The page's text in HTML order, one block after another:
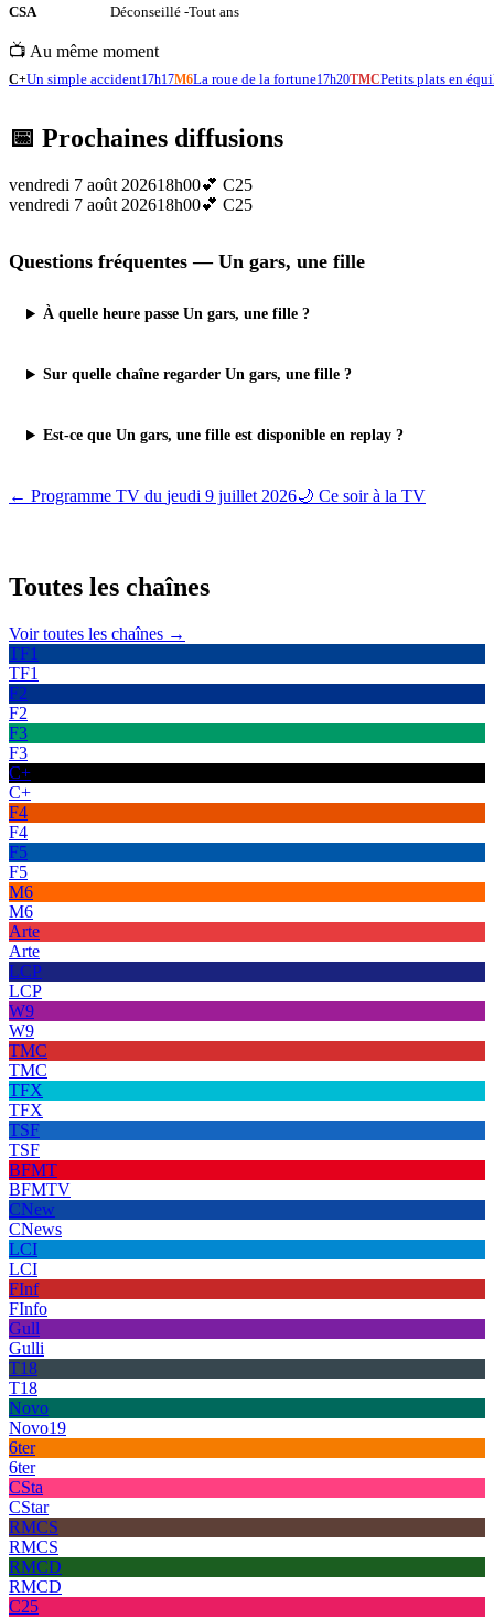
CSA
Déconseillé -Tout ans
📺 Au même moment
C+Un simple accident17h17M6La roue de la fortune17h20TMCPetits plats en
📅 Prochaines diffusions
vendredi 7 août 202618h00💕 C25
vendredi 7 août 202618h00💕 C25
Questions fréquentes — Un gars, une fille
À quelle heure passe Un gars, une fille ?
Sur quelle chaîne regarder Un gars, une fille ?
Est-ce que Un gars, une fille est disponible en replay ?
← Programme TV du jeudi 9 juillet 2026🌙 Ce soir à la TV
Toutes les chaînes
Voir toutes les chaînes →
TF1
TF1
F2
F2
F3
F3
C+
C+
F4
F4
F5
F5
M6
M6
Arte
Arte
LCP
LCP
W9
W9
TMC
TMC
TFX
TFX
TSF
TSF
BFMT
BFMTV
CNew
CNews
LCI
LCI
FInf
FInfo
Gull
Gulli
T18
T18
Novo
Novo19
6ter
6ter
CSta
CStar
RMCS
RMCS
RMCD
RMCD
C25